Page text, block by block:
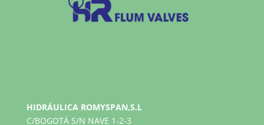
HIDRÁULICA ROMYSPAN,S.L
C/BOGOTÁ S/N NAVE 1-2-3